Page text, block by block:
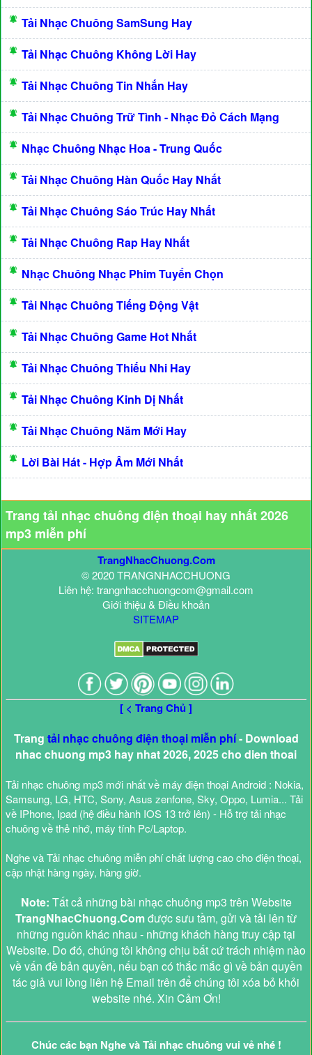
Tải Nhạc Chuông SamSung Hay
Tải Nhạc Chuông Không Lời Hay
Tải Nhạc Chuông Tin Nhắn Hay
Tải Nhạc Chuông Trữ Tình - Nhạc Đỏ Cách Mạng
Nhạc Chuông Nhạc Hoa - Trung Quốc
Tải Nhạc Chuông Hàn Quốc Hay Nhất
Tải Nhạc Chuông Sáo Trúc Hay Nhất
Tải Nhạc Chuông Rap Hay Nhất
Nhạc Chuông Nhạc Phim Tuyển Chọn
Tải Nhạc Chuông Tiếng Động Vật
Tải Nhạc Chuông Game Hot Nhất
Tải Nhạc Chuông Thiếu Nhi Hay
Tải Nhạc Chuông Kinh Dị Nhất
Tải Nhạc Chuông Năm Mới Hay
Lời Bài Hát - Hợp Âm Mới Nhất
Trang tải nhạc chuông điện thoại hay nhất 2026
mp3 miễn phí
TrangNhacChuong.Com
© 2020 TRANGNHACCHUONG
Liên hệ: trangnhacchuongcom@gmail.com
Giới thiệu & Điều khoản
SITEMAP
[ < Trang Chủ ]
Trang tải nhạc chuông điện thoại miễn phí- Download
nhac chuong mp3 hay nhat 2026, 2025 cho dien thoai
Tải nhạc chuông mp3 mới nhất về máy điện thoại Android : Nokia,
Samsung, LG, HTC, Sony, Asus zenfone, Sky, Oppo, Lumia... Tải
về IPhone, Ipad (hệ điều hành IOS 13 trở lên) - Hỗ trợ tải nhạc
chuông về thẻ nhớ, máy tính Pc/Laptop.
Nghe và Tải nhạc chuông miễn phí chất lượng cao cho điện thoại,
cập nhật hàng ngày, hàng giờ.
Note: Tất cả những bài nhạc chuông mp3 trên Website
TrangNhacChuong.Comđược sưu tầm, gửi và tải lên từ
những nguồn khác nhau - những khách hàng truy cập tại
Website. Do đó, chúng tôi không chịu bất cứ trách nhiệm nào
về vấn đề bản quyền, nếu bạn có thắc mắc gì về bản quyền
tác giả vui lòng liên hệ Email trên để chúng tôi xóa bỏ khỏi
website nhé. Xin Cảm Ơn!
Chúc các bạn Nghe và Tải nhạc chuông vui vẻ nhé !